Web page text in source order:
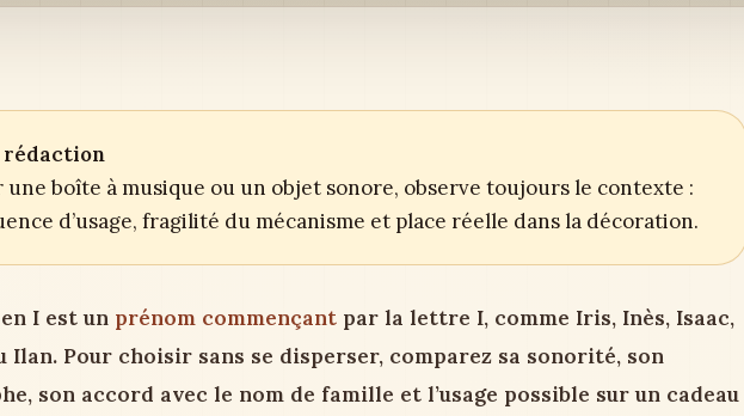
rédaction
une boîte à musique ou un objet sonore, observe toujours le contexte :
d’usage, fragilité du mécanisme et place réelle dans la décoration.
I est un prénom commençantpar la lettre I, comme Iris, Inès, Isaac,
Ilan. Pour choisir sans se disperser, comparez sa sonorité, son
son accord avec le nom de famille et l’usage possible sur un cadeau